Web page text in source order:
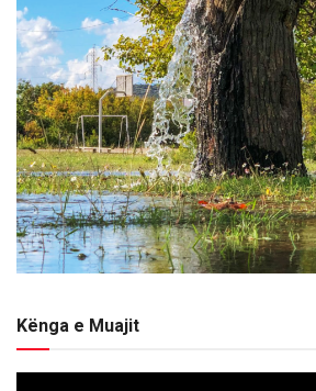
Kënga e Muajit